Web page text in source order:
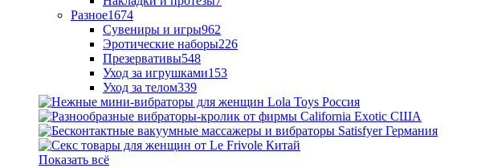
Разное1674
Сувениры и игры962
Эротические наборы226
Презервативы548
Уход за игрушками153
Уход за телом339
Показать всё